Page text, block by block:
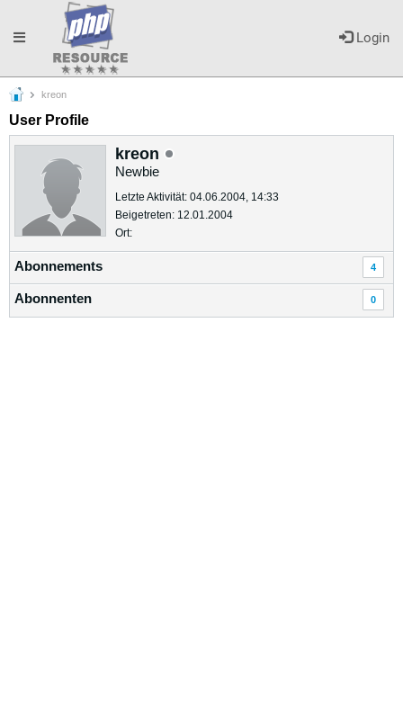
Login
Toggle
navigation
kreon
User Profile
kreon
Newbie
Letzte Aktivität: 04.06.2004, 14:33
Beigetreten: 12.01.2004
Ort:
Abonnements 4
Abonnenten 0